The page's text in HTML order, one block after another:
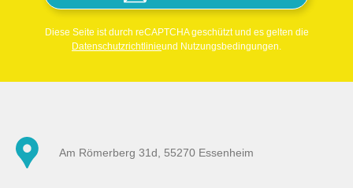
Diese Seite ist durch reCAPTCHA geschützt und es gelten die
Datenschutzrichtlinieund Nutzungsbedingungen.
Am Römerberg 31d, 55270 Essenheim